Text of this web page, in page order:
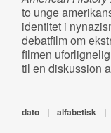
to unge
identitet i
debatfilm om
filmen
til en diskussion
dato | alfabetisk |